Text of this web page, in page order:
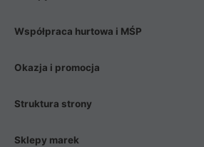
Współpraca hurtowa i MŚP
Okazja i promocja
Struktura strony
Sklepy marek